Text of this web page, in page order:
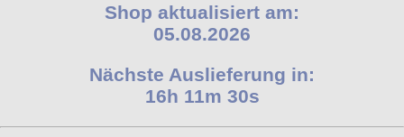
Shop aktualisiert am:
05.08.2026
Nächste Auslieferung in:
16h 11m 29s